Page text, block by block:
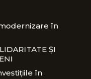
în
ȘI
în